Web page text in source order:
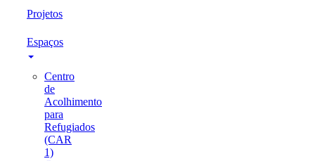
Projetos
Espaços
Centro
de
Acolhimento
para
Refugiados
(CAR
1)